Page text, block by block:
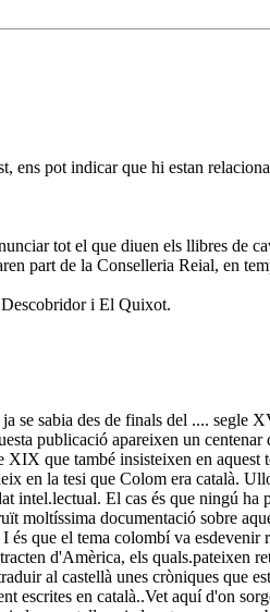
ens pot indicar que hi estan
tot el que diuen els llibres de
part de la Conselleria Reial, en
i El Quixot.
sabia des de finals del .... segle
publicació apareixen un
que també insisteixen en
en la tesi que Colom era català.
intel.lectual. El cas és que ningú
moltíssima documentació sobre
que el tema colombí va
d'Amèrica, els quals.pateixen
al castellà unes cròniques que
escrites en català..Vet aquí d'on